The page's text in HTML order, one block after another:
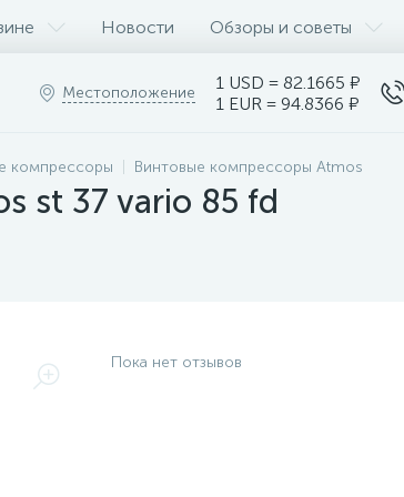
Новости Обзоры и советы
Местоположение
1 USD = 82.1665 ₽
1 EUR = 94.8366 ₽
компрессоры Винтовые компрессоры Atmos
st 37 vario 85 fd
Пока нет отзывов